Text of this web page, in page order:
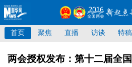
首页 聚焦 直播 访谈 特稿
两会授权发布：第十二届全